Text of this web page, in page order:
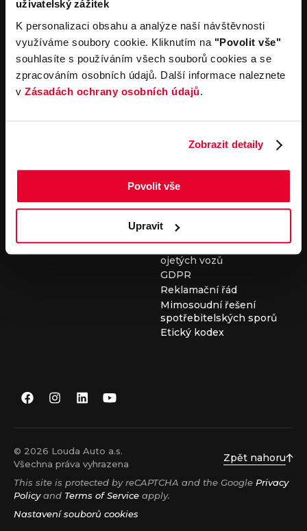
uživatelský zážitek
K personalizaci obsahu a analýze naší návštěvnosti
využíváme soubory cookie. Kliknutím na "Povolit vše"
souhlasíte s používáním všech souborů cookies a se
zpracováním osobních údajů. Další informace naleznete
v Zásadách ochrany osobních údajů.
Zobrazit detaily
Povolit vše
Upravit
Carsharing
Autopůjčovna
Operativní leasing
Louda Auto+ Poděbrady
Obytné vozy
Novinky
Kariéra
Servisní služby
Servis
Důležité odkazy
Cookies
Všeobecné obchodní
podmínky pro online
vozidel
Všeobecné obchodní
podmínky pro provádění
servisních prací
Všeobecné obchodní
podmínky při nákupu
ojetých vozů
GDPR
Reklamační řád
Mimosoudní řešení
spotřebitelských sporů
Etický kodex
© 2026 Louda Auto a.s.
Všechna práva vyhrazena
Zpět nahoru
This site is protected by reCAPTCHA and the Google Privacy
Policyand Terms of Service apply.
Nastavení souborů cookies